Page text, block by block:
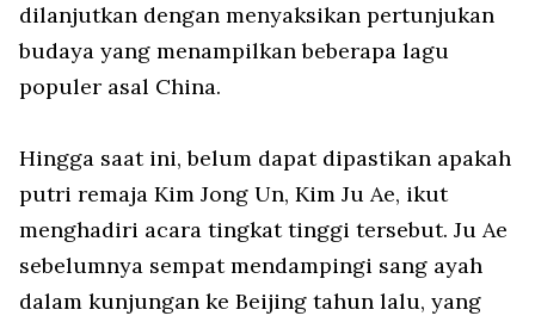
dilanjutkan dengan menyaksikan pertunjukan
budaya yang menampilkan beberapa lagu
populer asal China.
Hingga saat ini, belum dapat dipastikan apakah
putri remaja Kim Jong Un, Kim Ju Ae, ikut
menghadiri acara tingkat tinggi tersebut. Ju Ae
sebelumnya sempat mendampingi sang ayah
dalam kunjungan ke Beijing tahun lalu, yang